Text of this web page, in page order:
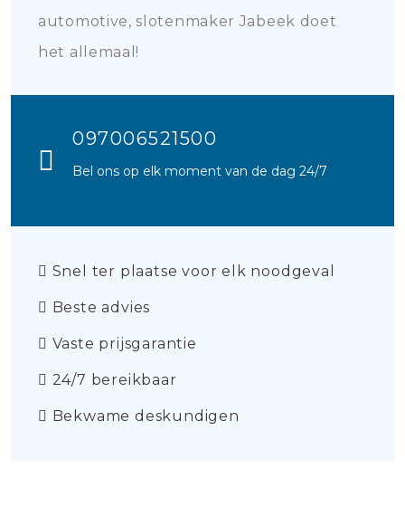
automotive, slotenmaker Jabeek doet
het allemaal!
097006521500
Bel ons op elk moment van de dag 24/7
Snel ter plaatse voor elk noodgeval
Beste advies
Vaste prijsgarantie
24/7 bereikbaar
Bekwame deskundigen